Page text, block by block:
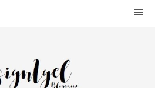
WOHNEN
KÜCHE